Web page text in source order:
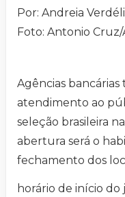
Por: Andreia
Foto: Antonio Cruz/
Agências
atendimento ao
seleção brasileira
abertura será o
fechamento dos
horário de início do